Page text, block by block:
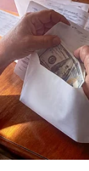
mở hướng
tế phía Bắc
kiểm
chất lượng